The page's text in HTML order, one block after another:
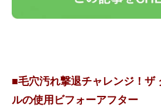
■毛穴汚れ撃退チャレンジ！ザ
ルの使用ビフォーアフター